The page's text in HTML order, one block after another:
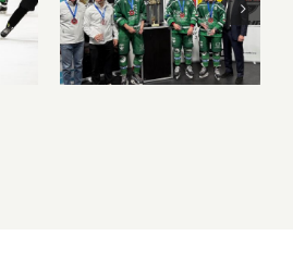
egyéni elismerések
sorával zárta az
EUHL-szezont az
UNI GYŐR ETO HC